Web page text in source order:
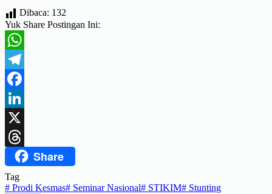
Dibaca: 132
Yuk Share Postingan Ini:
WhatsApp
Telegram
Facebook
LinkedIn
X
ThreadsShare
Tag
# Prodi Kesmas# Seminar Nasional# STIKIM# Stunting